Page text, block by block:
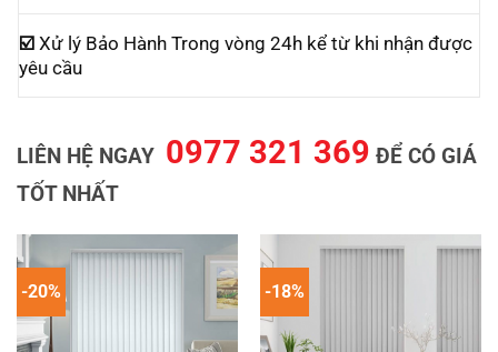
☑️ Xử lý Bảo Hành Trong vòng 24h kể từ khi nhận được
yêu cầu
LIÊN HỆ NGAY 0977 321 369 ĐỂ CÓ GIÁ
TỐT NHẤT
-20% -18%